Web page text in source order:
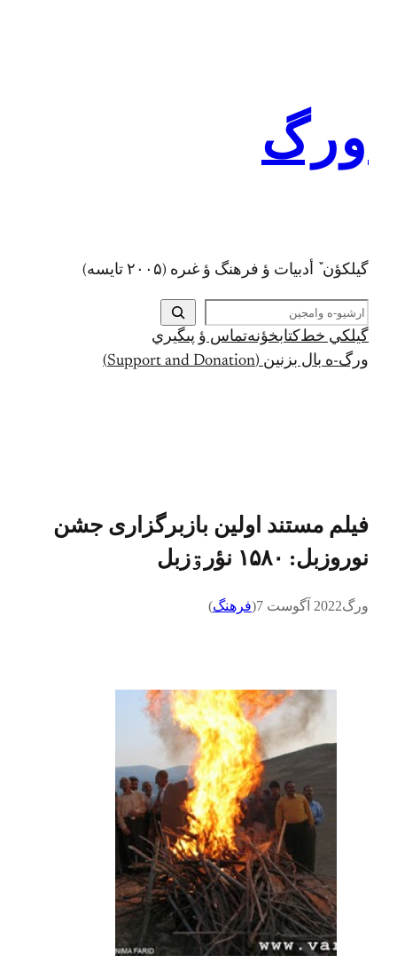
ورگ
گيلکؤن ٚ أدبیات ؤ فرهنگ ؤ غىره (۲۰۰۵ تايسه)
ج
س
ت
ج
گيلکي خط کتابخؤنهتماس ؤ پىگيري
ورگ-ه بال بزنين (Support and Donation)
فیلم مستند اولین بازبرگزاری جشن
نوروزبل: ۱۵۸۰ نؤرۊزبل
ورگ2022 آگوست 7 (فرهنگ)